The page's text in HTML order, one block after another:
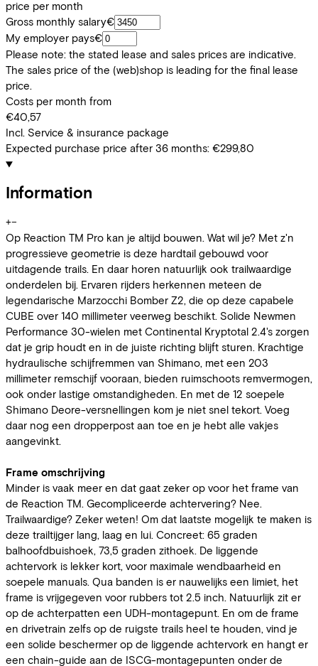
price per month
Gross monthly salary€
My employer pays€
Please note: the stated lease and sales prices are indicative.
The sales price of the (web)shop is leading for the final lease
price.
Costs per month from
€40,57
Incl. Service & insurance package
Expected purchase price after 36 months: €299,80
Information
+−
Op Reaction TM Pro kan je altijd bouwen. Wat wil je? Met z'n
progressieve geometrie is deze hardtail gebouwd voor
uitdagende trails. En daar horen natuurlijk ook trailwaardige
onderdelen bij. Ervaren rijders herkennen meteen de
legendarische Marzocchi Bomber Z2, die op deze capabele
CUBE over 140 millimeter veerweg beschikt. Solide Newmen
Performance 30-wielen met Continental Kryptotal 2.4's zorgen
dat je grip houdt en in de juiste richting blijft sturen. Krachtige
hydraulische schijfremmen van Shimano, met een 203
millimeter remschijf vooraan, bieden ruimschoots remvermogen,
ook onder lastige omstandigheden. En met de 12 soepele
Shimano Deore-versnellingen kom je niet snel tekort. Voeg
daar nog een dropperpost aan toe en je hebt alle vakjes
aangevinkt.
Frame omschrijving
Minder is vaak meer en dat gaat zeker op voor het frame van
de Reaction TM. Gecompliceerde achtervering? Nee.
Trailwaardige? Zeker weten! Om dat laatste mogelijk te maken is
deze trailtijger lang, laag en lui. Concreet: 65 graden
balhoofdbuishoek, 73,5 graden zithoek. De liggende
achtervork is lekker kort, voor maximale wendbaarheid en
soepele manuals. Qua banden is er nauwelijks een limiet, het
frame is vrijgegeven voor rubbers tot 2.5 inch. Natuurlijk zit er
op de achterpatten een UDH-montagepunt. En om de frame
en drivetrain zelfs op de ruigste trails heel te houden, vind je
een solide beschermer op de liggende achtervork en hangt er
een chain-guide aan de ISCG-montagepunten onder de